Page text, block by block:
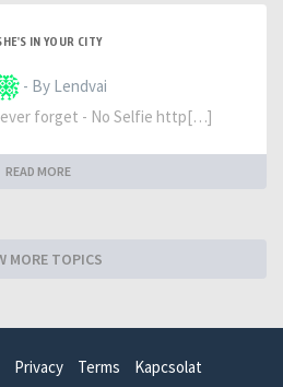
IN YOUR CITY
- By Lendvai
forget - No Selfie http[…]
READ MORE
MORE TOPICS
Privacy Terms Kapcsolat